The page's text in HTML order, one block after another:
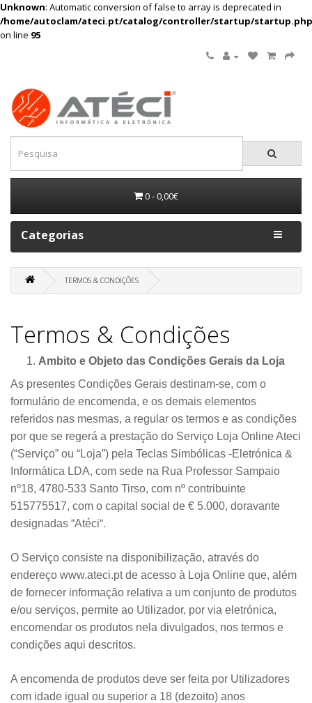
Unknown: Automatic conversion of false to array is deprecated in
/home/autoclam/ateci.pt/catalog/controller/startup/startup.php
on line 95
0 - 0,00€
Categorias
TERMOS & CONDIÇÕES
Termos & Condições
Ambito e Objeto das Condições Gerais da Loja
As presentes Condições Gerais destinam-se, com o
formulário de encomenda, e os demais elementos
referidos nas mesmas, a regular os termos e as condições
por que se regerá a prestação do Serviço Loja Online Ateci
(“Serviço” ou “Loja”) pela Teclas Simbólicas -Eletrónica &
Informática LDA, com sede na Rua Professor Sampaio
nº18, 4780-533 Santo Tirso, com nº contribuinte
515775517, com o capital social de € 5.000, doravante
designadas “Atéci“.
O Serviço consiste na disponibilização, através do
endereço www.ateci.pt de acesso à Loja Online que, além
de fornecer informação relativa a um conjunto de produtos
e/ou serviços, permite ao Utilizador, por via eletrónica,
encomendar os produtos nela divulgados, nos termos e
condições aqui descritos.
A encomenda de produtos deve ser feita por Utilizadores
com idade igual ou superior a 18 (dezoito) anos